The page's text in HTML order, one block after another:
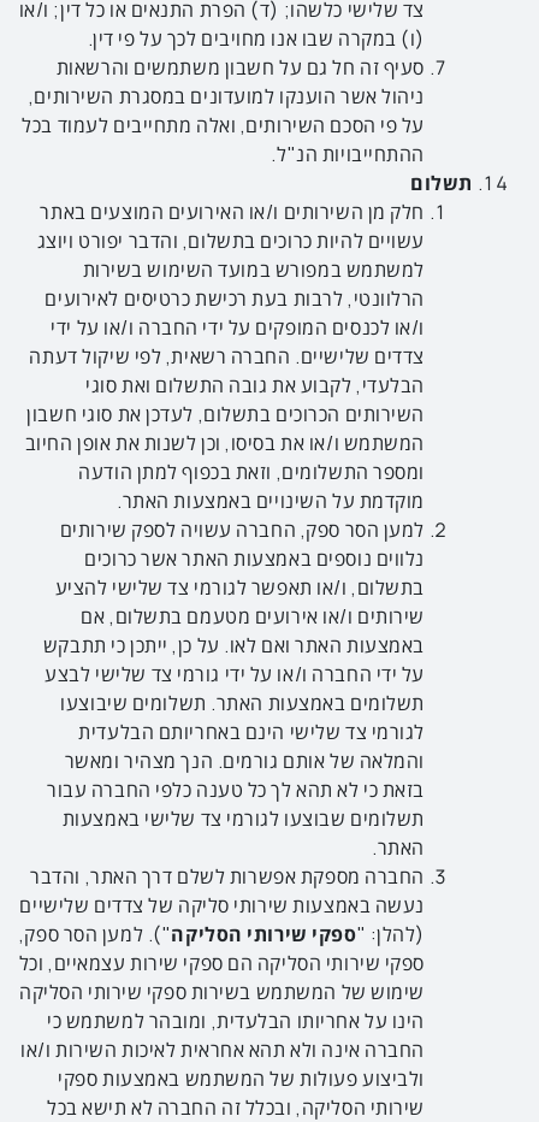
צד שלישי כלשהו; (ד) הפרת התנאים או כל דין; ו/או
(ו) במקרה שבו אנו מחויבים לכך על פי דין.
סעיף זה חל גם על חשבון משתמשים והרשאות
ניהול אשר הוענקו למועדונים במסגרת השירותים,
על פי הסכם השירותים, ואלה מתחייבים לעמוד בכל
ההתחייבויות הנ"ל.
תשלום
חלק מן השירותים ו/או האירועים המוצעים באתר
עשויים להיות כרוכים בתשלום, והדבר יפורט ויוצג
למשתמש במפורש במועד השימוש בשירות
הרלוונטי, לרבות בעת רכישת כרטיסים לאירועים
ו/או לכנסים המופקים על ידי החברה ו/או על ידי
צדדים שלישיים. החברה רשאית, לפי שיקול דעתה
הבלעדי, לקבוע את גובה התשלום ואת סוגי
השירותים הכרוכים בתשלום, לעדכן את סוגי חשבון
המשתמש ו/או את בסיסו, וכן לשנות את אופן החיוב
ומספר התשלומים, וזאת בכפוף למתן הודעה
מוקדמת על השינויים באמצעות האתר.
למען הסר ספק, החברה עשויה לספק שירותים
נלווים נוספים באמצעות האתר אשר כרוכים
בתשלום, ו/או תאפשר לגורמי צד שלישי להציע
שירותים ו/או אירועים מטעמם בתשלום, אם
באמצעות האתר ואם לאו. על כן, ייתכן כי תתבקש
על ידי החברה ו/או על ידי גורמי צד שלישי לבצע
תשלומים באמצעות האתר. תשלומים שיבוצעו
לגורמי צד שלישי הינם באחריותם הבלעדית
והמלאה של אותם גורמים. הנך מצהיר ומאשר
בזאת כי לא תהא לך כל טענה כלפי החברה עבור
תשלומים שבוצעו לגורמי צד שלישי באמצעות
האתר.
החברה מספקת אפשרות לשלם דרך האתר, והדבר
נעשה באמצעות שירותי סליקה של צדדים שלישיים
(להלן: "ספקי שירותי הסליקה"). למען הסר ספק,
ספקי שירותי הסליקה הם ספקי שירות עצמאיים, וכל
שימוש של המשתמש בשירות ספקי שירותי הסליקה
הינו על אחריותו הבלעדית, ומובהר למשתמש כי
החברה אינה ולא תהא אחראית לאיכות השירות ו/או
ולביצוע פעולות של המשתמש באמצעות ספקי
שירותי הסליקה, ובכלל זה החברה לא תישא בכל